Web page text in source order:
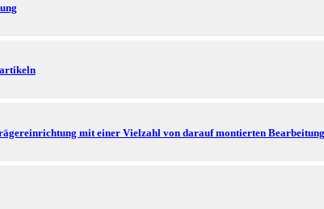
mit einer Vielzahl von darauf montierten